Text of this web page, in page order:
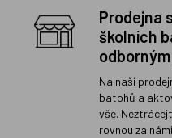
Prodejna
školních
Na naší
batohů a
vše.
rovnou za